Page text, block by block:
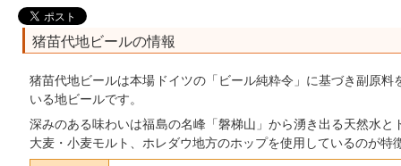
猪苗代地ビールの情報
猪苗代地ビールは本場ドイツの「ビール純粋令」に基づき副原料
いる地ビールです。
深みのある味わいは福島の名峰「磐梯山」から湧き出る天然水と
大麦・小麦モルト、ホレダウ地方のホップを使用しているのが特